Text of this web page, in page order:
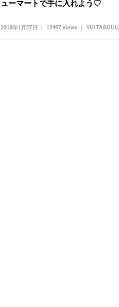
2018年1月27日 YUITASUUU
12497 views
ューマートで手に入れよう♡